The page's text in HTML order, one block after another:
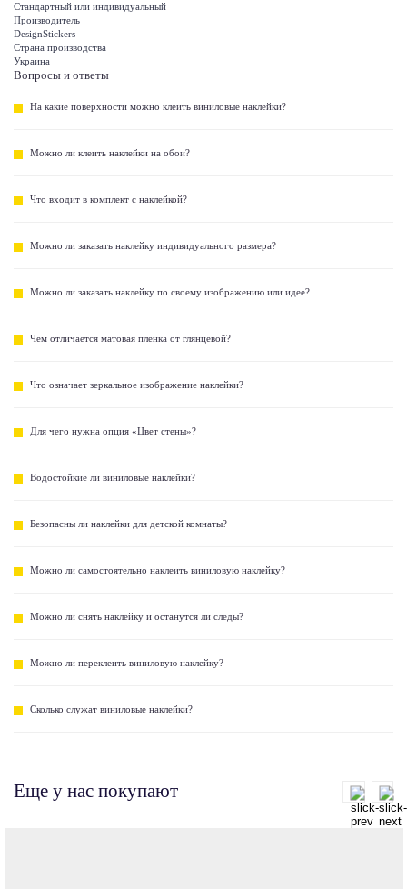
Стандартный или индивидуальный
Производитель
DesignStickers
Страна производства
Украина
Вопросы и ответы
На какие поверхности можно клеить виниловые наклейки?
Можно ли клеить наклейки на обои?
Что входит в комплект с наклейкой?
Можно ли заказать наклейку индивидуального размера?
Можно ли заказать наклейку по своему изображению или идее?
Чем отличается матовая пленка от глянцевой?
Что означает зеркальное изображение наклейки?
Для чего нужна опция «Цвет стены»?
Водостойкие ли виниловые наклейки?
Безопасны ли наклейки для детской комнаты?
Можно ли самостоятельно наклеить виниловую наклейку?
Можно ли снять наклейку и останутся ли следы?
Можно ли переклеить виниловую наклейку?
Сколько служат виниловые наклейки?
Еще у нас покупают